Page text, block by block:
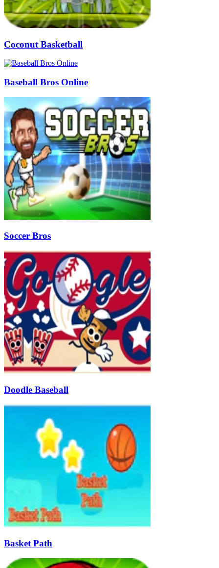
Coconut Basketball
Baseball Bros Online
Soccer Bros
Doodle Baseball
Basket Path